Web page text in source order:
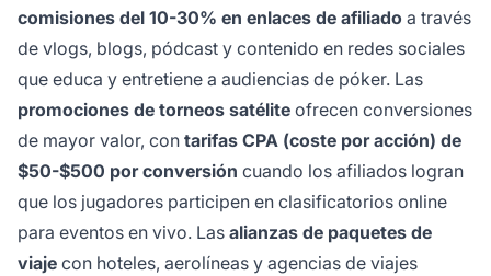
comisiones del 10-30% en enlaces de afiliado a través
de vlogs, blogs, pódcast y contenido en redes sociales
que educa y entretiene a audiencias de póker. Las
promociones de torneos satélite ofrecen conversiones
de mayor valor, con tarifas CPA (coste por acción) de
$50-$500 por conversión cuando los afiliados logran
que los jugadores participen en clasificatorios online
para eventos en vivo. Las alianzas de paquetes de
viaje con hoteles, aerolíneas y agencias de viajes